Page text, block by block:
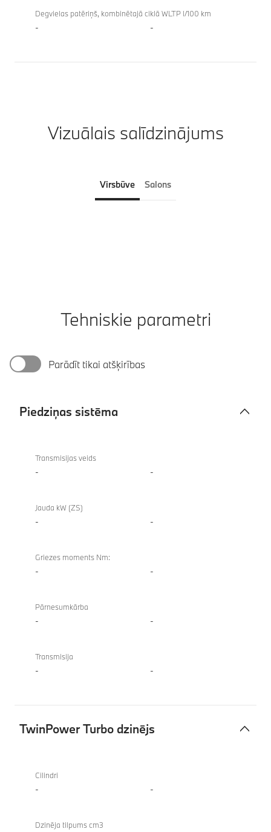
Degvielas patēriņš, kombinētajā ciklā WLTP l/100 km
- -
Vizuālais salīdzinājums
Virsbūve Salons
Tehniskie parametri
Parādīt tikai atšķirības
Piedziņas sistēma
sistēma
Transmisijas veids
- -
Jauda kW (ZS)
- -
Griezes moments Nm:
- -
Pārnesumkārba
- -
Transmisija
- -
TwinPower Turbo dzinējs
Turbo
dzinējs
Cilindri
- -
Dzinēja tilpums cm3